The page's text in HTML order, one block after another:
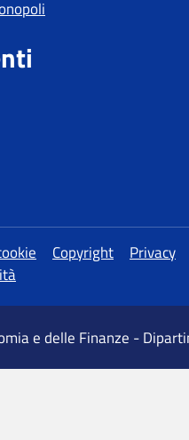
e delle Finanze -